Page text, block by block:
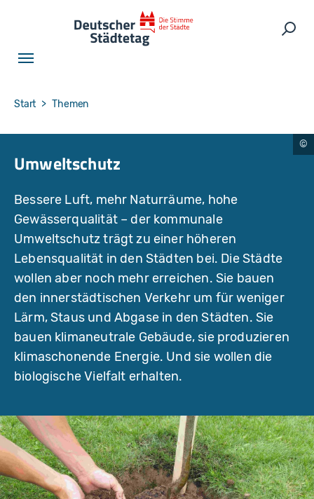
You are here:
Start Themen
Umweltschutz
Bessere Luft, mehr Naturräume, hohe
Gewässerqualität – der kommunale
Umweltschutz trägt zu einer höheren
Lebensqualität in den Städten bei. Die Städte
wollen aber noch mehr erreichen. Sie bauen
den innerstädtischen Verkehr um für weniger
Lärm, Staus und Abgase in den Städten. Sie
bauen klimaneutrale Gebäude, sie produzieren
klimaschonende Energie. Und sie wollen die
biologische Vielfalt erhalten.
i